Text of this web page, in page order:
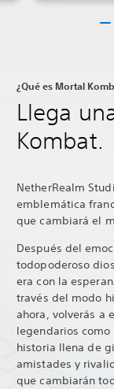
¿Qué es Mortal
Llega
Kombat.
NetherRealm
emblemática
que cambiará el
Después del
todopoderoso
era con la
través del modo
ahora, volverás a
legendarios como
historia llena de
amistades y
que cambiarán